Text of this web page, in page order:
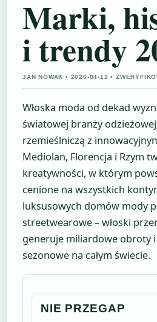
Marki,
i trendy
JAN NOWAK • 2026-04-12 •
Włoska moda od dekad
światowej branży
rzemieślniczą z
Mediolan, Florencja i Rzym
kreatywności, w którym
cenione na wszystkich
luksusowych domów mody
streetwearowe – włoski
generuje miliardowe obroty
sezonowe na całym świecie.
NIE PRZEGAP